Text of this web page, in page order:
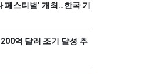
스티벌’ 개최…한국 기
억 달러 조기 달성 추